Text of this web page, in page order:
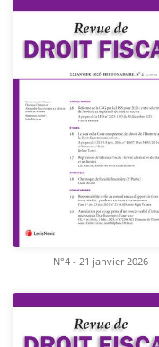
N°4 - 21 janvier 2026